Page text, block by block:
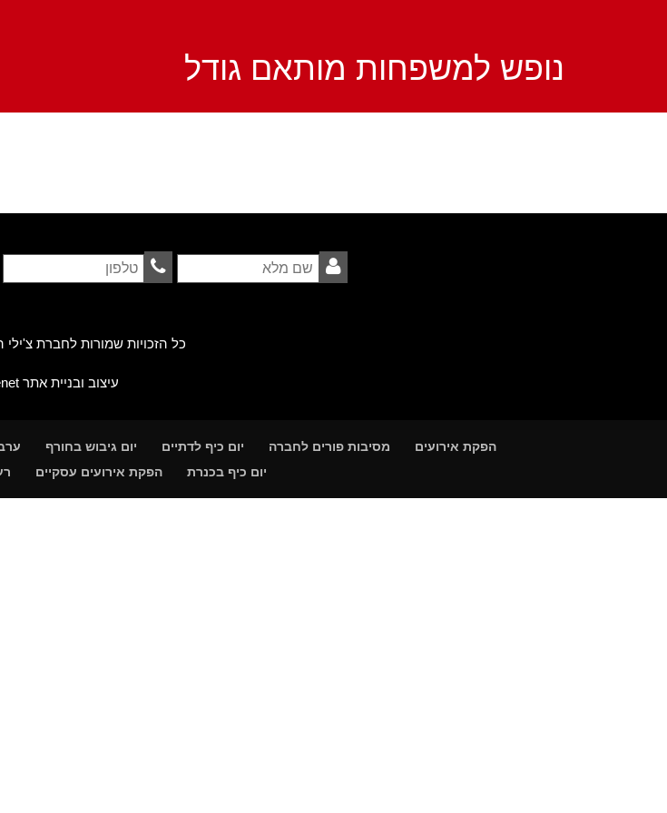
נופש למשפחות מותאם גודל
כל הזכויות שמורות לחברת צ'ילי
עיצוב ובניית אתר webthenet
הפקת אירועים מסיבות פורים לחברה יום כיף לדתיים יום גיבוש בחורף
יום כיף בכנרת
הפקת אירועים עסקיים